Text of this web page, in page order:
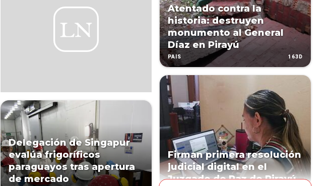
Delegación de Singapur
evalúa frigoríficos
paraguayos tras apertura
de mercado
Atentado contra la
historia: destruyen
monumento al General
Díaz en Pirayú
PAÍS 163D
Firman primera resolución
judicial digital en el
Juzgado de Paz de Pirayú